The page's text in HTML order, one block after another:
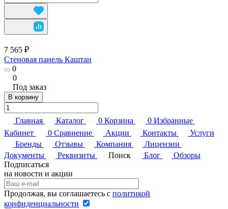
7 565 ₽
Стеновая панель Каштан
0
0
Под заказ
В корзину
Главная Каталог 0 Корзина 0 Избранные
Кабинет
0 Сравнение Акции Контакты
Услуги
Бренды
Отзывы Компания
Лицензии
Документы
Реквизиты Поиск Блог
Обзоры
Подписаться
на новости и акции
Продолжая, вы соглашаетесь с политикой
конфиденциальности